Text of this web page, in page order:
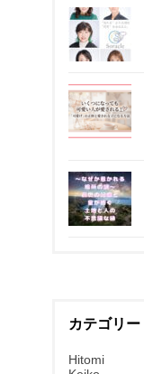
カテゴリー
Hitomi